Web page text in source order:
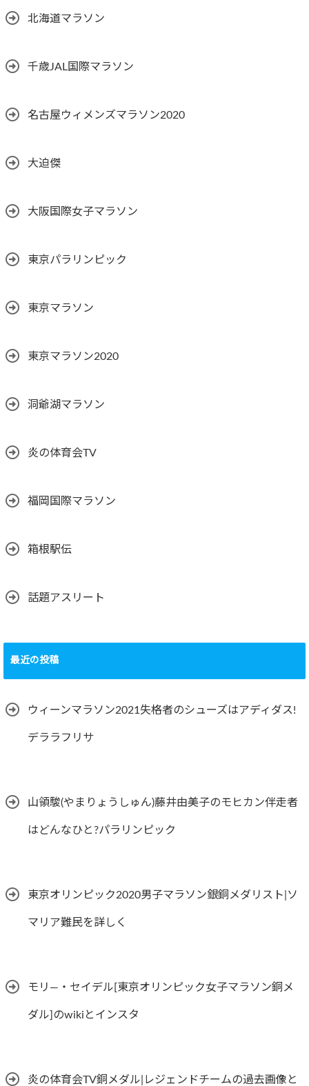
北海道マラソン
千歳JAL国際マラソン
名古屋ウィメンズマラソン2020
大迫傑
大阪国際女子マラソン
東京パラリンピック
東京マラソン
東京マラソン2020
洞爺湖マラソン
炎の体育会TV
福岡国際マラソン
箱根駅伝
話題アスリート
最近の投稿
ウィーンマラソン2021失格者のシューズはアディダス!
デララフリサ
山領駿(やまりょうしゅん)藤井由美子のモヒカン伴走者
はどんなひと?パラリンピック
東京オリンピック2020男子マラソン銀銅メダリスト|ソ
マリア難民を詳しく
モリ―・セイデル[東京オリンピック女子マラソン銅メ
ダル]のwikiとインスタ
炎の体育会TV銅メダル|レジェンドチームの過去画像と